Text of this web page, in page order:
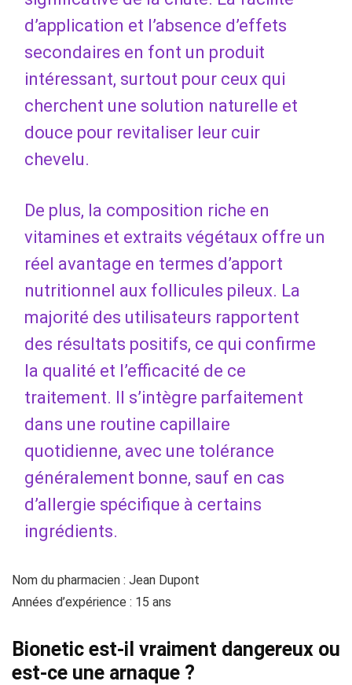
d’application et l’absence d’effets
secondaires en font un produit
intéressant, surtout pour ceux qui
cherchent une solution naturelle et
douce pour revitaliser leur cuir
chevelu.
De plus, la composition riche en
vitamines et extraits végétaux offre un
réel avantage en termes d’apport
nutritionnel aux follicules pileux. La
majorité des utilisateurs rapportent
des résultats positifs, ce qui confirme
la qualité et l’efficacité de ce
traitement. Il s’intègre parfaitement
dans une routine capillaire
quotidienne, avec une tolérance
généralement bonne, sauf en cas
d’allergie spécifique à certains
ingrédients.
Nom du pharmacien : Jean Dupont
Années d’expérience : 15 ans
Bionetic est-il vraiment dangereux ou
est-ce une arnaque ?